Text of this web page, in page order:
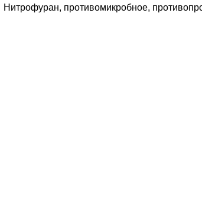
Нитрофуран, противомикробное,